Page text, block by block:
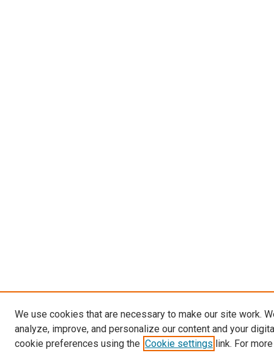
We use cookies that are necessary to make our site work.
analyze, improve, and personalize our content and your
cookie preferences using the Cookie settings link. For